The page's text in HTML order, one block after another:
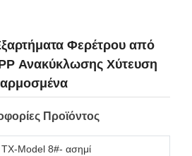
Φερέτρου από
Ανακύκλωσης Χύτευση
Προϊόντος
TX-Model 8#- ασημί